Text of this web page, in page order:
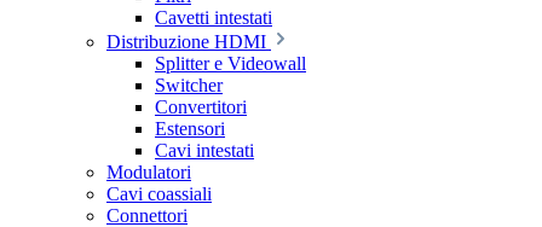
Cavetti intestati
Distribuzione HDMI
Splitter e Videowall
Switcher
Convertitori
Estensori
Cavi intestati
Modulatori
Cavi coassiali
Connettori